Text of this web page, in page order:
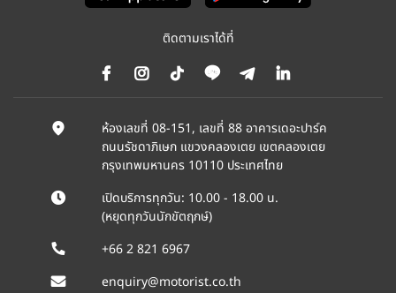
ติดตามเราได้ที่
ห้องเลขที่ 08-151, เลขที่ 88 อาคารเดอะปาร์ค
ถนนรัชดาภิเษก แขวงคลองเตย เขตคลองเตย
กรุงเทพมหานคร 10110 ประเทศไทย
เปิดบริการทุกวัน: 10.00 - 18.00 น.
(หยุดทุกวันนักขัตฤกษ์)
+66 2 821 6967
enquiry@motorist.co.th